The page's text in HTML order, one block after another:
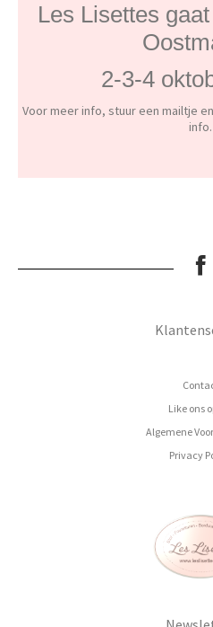
Les Lisettes
2-3-4
Voor meer info, stuur een mailtje
info.
Like ons
Algemene
Privacy